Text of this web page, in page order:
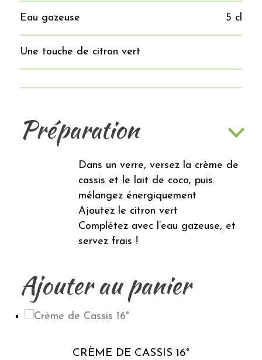
Eau gazeuse 5 cl
Une touche de citron vert
Préparation
Dans un verre, versez la crème de
cassis et le lait de coco, puis
mélangez énergiquement
Ajoutez le citron vert
Complétez avec l’eau gazeuse, et
servez frais !
Ajouter au panier
CRÈME DE CASSIS 16°